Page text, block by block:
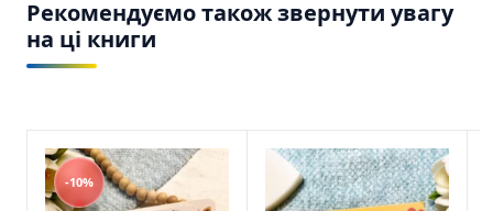
Рекомендуємо також звернути увагу
на ці книги
-10%